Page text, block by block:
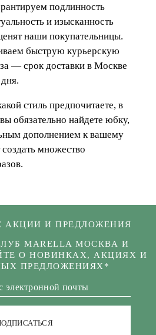
подлинность
и изысканность
наши покупательницы.
быструю курьерскую
— срок доставки в Москве
стиль предпочитаете, в
обязательно найдете юбку,
дополнением к вашему
множество
АКЦИИ И ПРЕДЛОЖЕНИЯ
MARELLA МОСКВА И
О НОВИНКАХ, АКЦИЯХ И
ПРЕДЛОЖЕНИЯХ*